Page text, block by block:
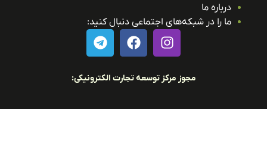
درباره ما
ما را در شبکه‌های اجتماعی دنبال کنید:
مجوز مرکز توسعه تجارت الکترونیکی: